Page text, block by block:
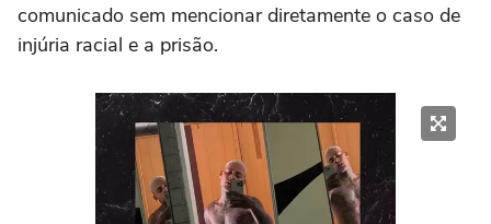
comunicado sem mencionar diretamente o caso de
injúria racial e a prisão.